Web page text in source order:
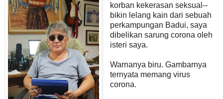
korban kekerasan seksual--
bikin lelang kain dari sebuah
perkampungan Badui, saya
dibelikan sarung corona oleh
isteri saya.
Warnanya biru. Gambarnya
ternyata memang virus
corona.